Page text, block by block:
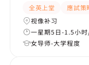
全英上堂 應試策
视像补习
一星期5日-1.5小
女导师-大学程度